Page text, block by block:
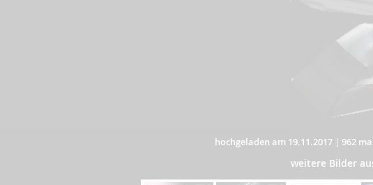
hochgeladen am 19.11.2017 | 962
weitere Bilder